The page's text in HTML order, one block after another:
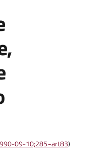
09-10;285~art83)